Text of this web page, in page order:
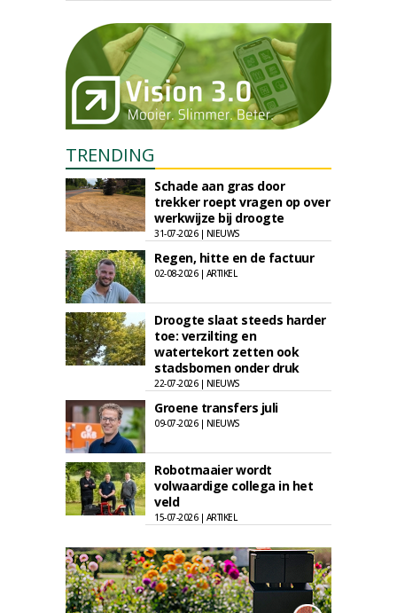
TRENDING
Schade aan gras door
trekker roept vragen op over
werkwijze bij droogte
31-07-2026 | NIEUWS
Regen, hitte en de factuur
02-08-2026 | ARTIKEL
Droogte slaat steeds harder
toe: verzilting en
watertekort zetten ook
stadsbomen onder druk
22-07-2026 | NIEUWS
Groene transfers juli
09-07-2026 | NIEUWS
Robotmaaier wordt
volwaardige collega in het
veld
15-07-2026 | ARTIKEL